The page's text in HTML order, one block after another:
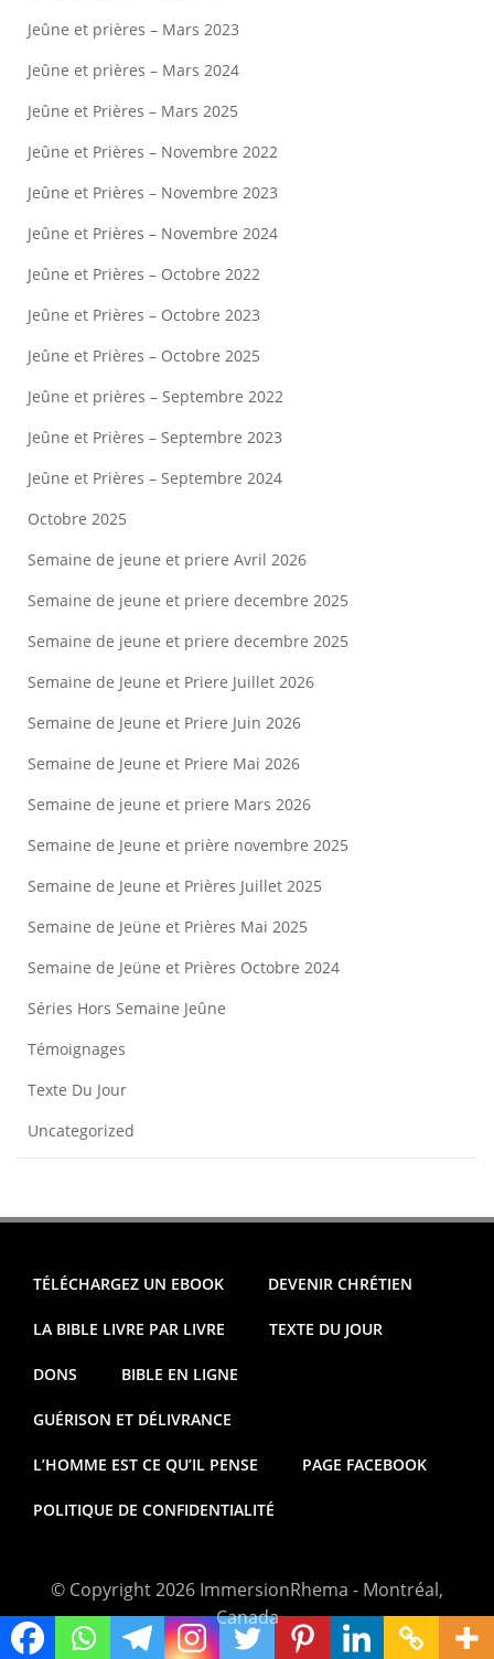
Jeûne et prières – Mars 2023
Jeûne et prières – Mars 2024
Jeûne et Prières – Mars 2025
Jeûne et Prières – Novembre 2022
Jeûne et Prières – Novembre 2023
Jeûne et Prières – Novembre 2024
Jeûne et Prières – Octobre 2022
Jeûne et Prières – Octobre 2023
Jeûne et Prières – Octobre 2025
Jeûne et prières – Septembre 2022
Jeûne et Prières – Septembre 2023
Jeûne et Prières – Septembre 2024
Octobre 2025
Semaine de jeune et priere Avril 2026
Semaine de jeune et priere decembre 2025
Semaine de jeune et priere decembre 2025
Semaine de Jeune et Priere Juillet 2026
Semaine de Jeune et Priere Juin 2026
Semaine de Jeune et Priere Mai 2026
Semaine de jeune et priere Mars 2026
Semaine de Jeune et prière novembre 2025
Semaine de Jeune et Prières Juillet 2025
Semaine de Jeüne et Prières Mai 2025
Semaine de Jeüne et Prières Octobre 2024
Séries Hors Semaine Jeûne
Témoignages
Texte Du Jour
Uncategorized
TÉLÉCHARGEZ UN EBOOK DEVENIR CHRÉTIEN
LA BIBLE LIVRE PAR LIVRE TEXTE DU JOUR
DONS BIBLE EN LIGNE
GUÉRISON ET DÉLIVRANCE
L’HOMME EST CE QU’IL PENSE PAGE FACEBOOK
POLITIQUE DE CONFIDENTIALITÉ
© Copyright 2026 ImmersionRhema - Montréal,
Canada